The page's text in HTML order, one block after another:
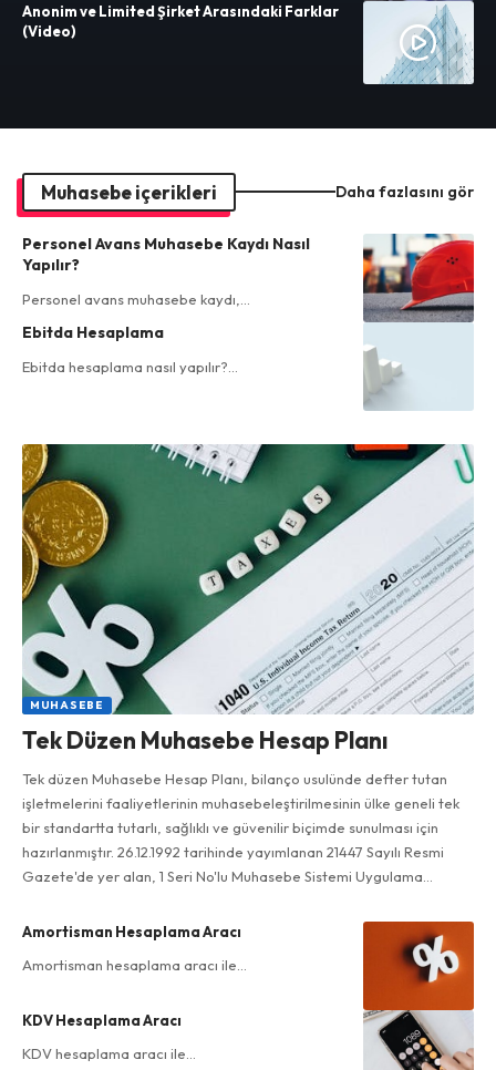
Anonim ve Limited Şirket Arasındaki Farklar
(Video)
Muhasebe içerikleri Daha fazlasını gör
Personel Avans Muhasebe Kaydı Nasıl
Yapılır?
Personel avans muhasebe kaydı,…
Ebitda Hesaplama
Ebitda hesaplama nasıl yapılır?…
MUHASEBE
Tek Düzen Muhasebe Hesap Planı
Tek düzen Muhasebe Hesap Planı, bilanço usulünde defter tutan
işletmelerini faaliyetlerinin muhasebeleştirilmesinin ülke geneli tek
bir standartta tutarlı, sağlıklı ve güvenilir biçimde sunulması için
hazırlanmıştır. 26.12.1992 tarihinde yayımlanan 21447 Sayılı Resmi
Gazete'de yer alan, 1 Seri No'lu Muhasebe Sistemi Uygulama…
Amortisman Hesaplama Aracı
Amortisman hesaplama aracı ile…
KDV Hesaplama Aracı
KDV hesaplama aracı ile…